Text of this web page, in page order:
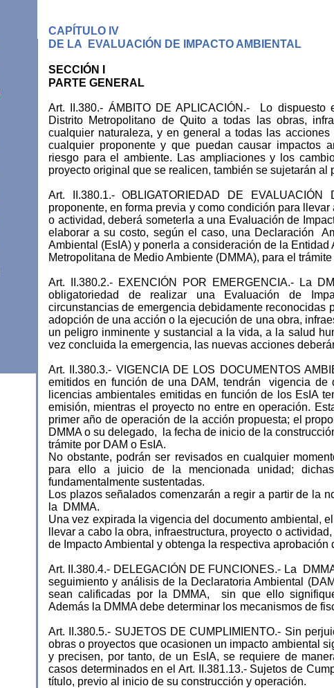
CAPÍTULO IV
DE LA EVALUACIÓN DE IMPACTO AMBIENTAL
SECCIÓN I
PARTE GENERAL
Art. II.380.- ÁMBITO DE APLICACIÓN.- Lo dispuesto
Distrito Metropolitano de Quito a todas las obras,
cualquier naturaleza, y en general a todas las
cualquier proponente y que puedan causar impactos
riesgo para el ambiente. Las ampliaciones y los
proyecto original que se realicen, también se sujetarán
Art. II.380.1.- OBLIGATORIEDAD DE
proponente, en forma previa y como condición para
o actividad, deberá someterla a una Evaluación de
elaborar a su costo, según el caso, una Declaración
Ambiental (EsIA) y ponerla a consideración de la
Metropolitana de Medio Ambiente (DMMA), para el
Art. II.380.2.- EXENCIÓN POR EMERGENCIA.- La
obligatoriedad de realizar una Evaluación de
circunstancias de emergencia debidamente reconocidas
adopción de una acción o la ejecución de una obra,
un peligro inminente y sustancial a la vida, a la salud
vez concluida la emergencia, las nuevas acciones
Art. II.380.3.- VIGENCIA DE LOS DOCUMENTOS
emitidos en función de una DAM, tendrán vigencia de
licencias ambientales emitidas en función de los EsIA
emisión, mientras el proyecto no entre en operación.
primer año de operación de la acción propuesta; el
DMMA o su delegado, la fecha de inicio de la
trámite por DAM o EsIA.
No obstante, podrán ser revisados en cualquier
para ello a juicio de la mencionada unidad;
fundamentalmente sustentadas.
Los plazos señalados comenzarán a regir a partir de la
la DMMA.
Una vez expirada la vigencia del documento ambiental,
llevar a cabo la obra, infraestructura, proyecto o
de Impacto Ambiental y obtenga la respectiva aprobación
Art. II.380.4.- DELEGACIÓN DE FUNCIONES.- La
seguimiento y análisis de la Declaratoria Ambiental
sean calificadas por la DMMA, sin que ello
Además la DMMA debe determinar los mecanismos de
Art. II.380.5.- SUJETOS DE CUMPLIMIENTO.- Sin
obras o proyectos que ocasionen un impacto ambiental
y precisen, por tanto, de un EsIA, se requiere de
casos determinados en el Art. II.381.13.- Sujetos de
título, previo al inicio de su construcción y operación.